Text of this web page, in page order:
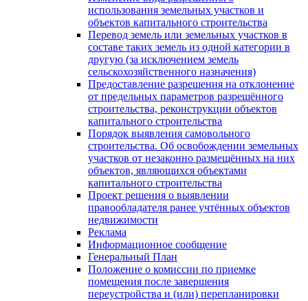
использования земельных участков и
объектов капитального строительства
Перевод земель или земельных участков в
составе таких земель из одной категории в
другую (за исключением земель
сельскохозяйственного назначения)
Предоставление разрешения на отклонение
от предельных параметров разрешённого
строительства, реконструкции объектов
капитального строительства
Порядок выявления самовольного
строительства. Об освобождении земельных
участков от незаконно размещённых на них
объектов, являющихся объектами
капитального строительства
Проект решения о выявлении
правообладателя ранее учтённых объектов
недвижимости
Реклама
Информационное сообщение
Генеральный План
Положение о комиссии по приемке
помещения после завершения
переустройства и (или) перепланировки